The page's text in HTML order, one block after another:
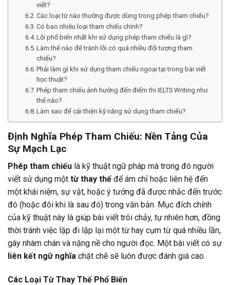
viết?
Các loại từ nào thường được dùng trong phép tham chiếu?
Có bao nhiêu loại tham chiếu chính?
Lỗi phổ biến nhất khi sử dụng phép tham chiếu là gì?
Làm thế nào để tránh lỗi có quá nhiều đối tượng tham
chiếu?
Phải làm gì khi sử dụng tham chiếu ngoại tại trong bài viết
học thuật?
Phép tham chiếu ảnh hưởng đến điểm thi IELTS Writing như
thế nào?
Làm sao để cải thiện kỹ năng sử dụng tham chiếu?
Định Nghĩa Phép Tham Chiếu: Nền Tảng Của
Sự Mạch Lạc
Phép tham chiếu là kỹ thuật ngữ pháp mà trong đó người
viết sử dụng một từ thay thế để ám chỉ hoặc liên hệ đến
một khái niệm, sự vật, hoặc ý tưởng đã được nhắc đến trước
đó (hoặc đôi khi là sau đó) trong văn bản. Mục đích chính
của kỹ thuật này là giúp bài viết trôi chảy, tự nhiên hơn, đồng
thời tránh việc lặp đi lặp lại một từ hay cụm từ quá nhiều lần,
gây nhàm chán và nặng nề cho người đọc. Một bài viết có sự
liên kết ngữ nghĩa chặt chẽ sẽ luôn được đánh giá cao.
Các Loại Từ Thay Thế Phổ Biến